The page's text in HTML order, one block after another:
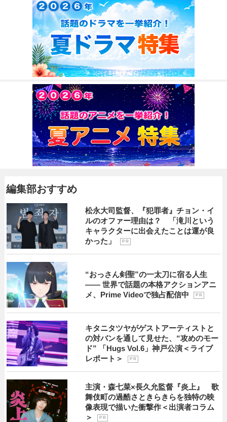
編集部おすすめ
松永大司監督、『犯罪者』チョン・イ
ルのオファー理由は？ 「滝川という
キャラクターに出会えたことは運が良
かった」
P R
“おっさん剣聖”の一太刀に宿る人生
―― 世界で話題の本格アクションアニ
メ、Prime Videoで独占配信中
P R
キタニタツヤがゲストアーティストと
の対バンを通して見せた、“攻めのモー
ド” 「Hugs Vol.6」神戸公演＜ライブ
レポート＞
P R
主演・森七菜×長久允監督『炎上』 歌
舞伎町の過酷さときらきらを独特の映
像表現で描いた衝撃作＜出演者コラム
＞
P R